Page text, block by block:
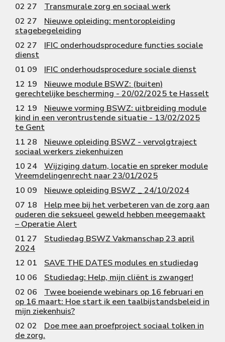
02 27
Transmurale zorg en sociaal werk
02 27
Nieuwe opleiding: mentoropleiding
stagebegeleiding
02 27
IFIC onderhoudsprocedure functies sociale
dienst
01 09
IFIC onderhoudsprocedure sociale dienst
12 19
Nieuwe module BSWZ: (buiten)
gerechtelijke bescherming - 20/02/2025 te Hasselt
12 19
Nieuwe vorming BSWZ: uitbreiding module
kind in een verontrustende situatie - 13/02/2025
te Gent
11 28
Nieuwe opleiding BSWZ - vervolgtraject
sociaal werkers ziekenhuizen
10 24
Wijziging datum, locatie en spreker module
Vreemdelingenrecht naar 23/01/2025
10 09
Nieuwe opleiding BSWZ _ 24/10/2024
07 18
Help mee bij het verbeteren van de zorg aan
ouderen die seksueel geweld hebben meegemaakt
– Operatie Alert
01 27
Studiedag BSWZ Vakmanschap 23 april
2024
12 01
SAVE THE DATES modules en studiedag
10 06
Studiedag: Help, mijn cliënt is zwanger!
02 06
Twee boeiende webinars op 16 februari en
op 16 maart: Hoe start ik een taalbijstandsbeleid in
mijn ziekenhuis?
02 02
Doe mee aan proefproject sociaal tolken in
de zorg.